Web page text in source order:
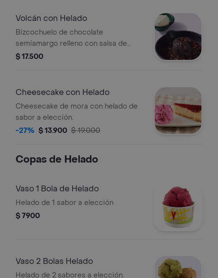
Volcán con Helado
Bizcochuelo de chocolate
semiamargo relleno con salsa de
chocolate, salsa de chocolate a parte
$ 17.500
Cheesecake con Helado
Cheesecake de mora con helado de
sabor a elección.
-27% $ 13.900 $ 19.000
Copas de Helado
Vaso 1 Bola de Helado
Helado de 1 sabor a elección
$ 7900
Vaso 2 Bolas Helado
Helado de 2 sabores a elección.